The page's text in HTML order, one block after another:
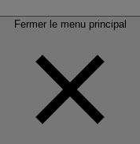
Fermer le menu principal